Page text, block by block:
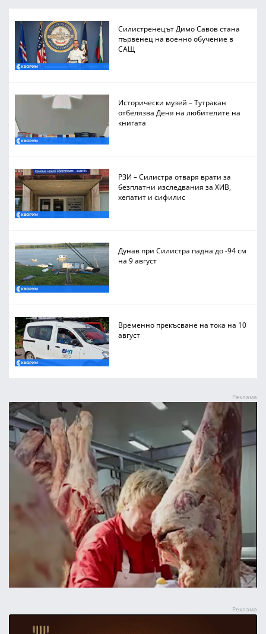
Силистренецът Димо Савов стана
първенец на военно обучение в
САЩ
Исторически музей – Тутракан
отбелязва Деня на любителите на
книгата
РЗИ – Силистра отваря врати за
безплатни изследвания за ХИВ,
хепатит и сифилис
Дунав при Силистра падна до -94 см
на 9 август
Временно прекъсване на тока на 10
август